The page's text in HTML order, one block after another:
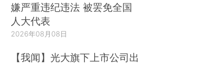
嫌严重违纪违法 被罢免全国
人大代表
2026年08月08日
【我闻】光大旗下上市公司出